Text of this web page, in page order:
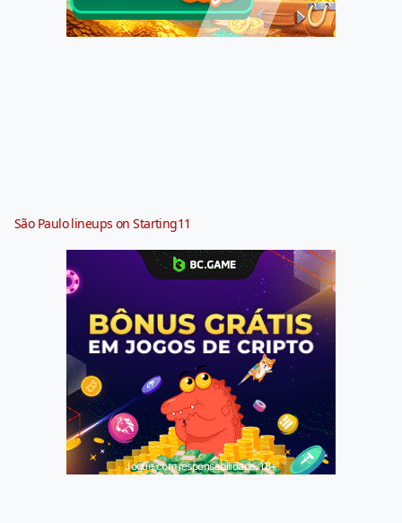
São Paulo lineups on Starting11
Jogue com responsabilidade. 18+